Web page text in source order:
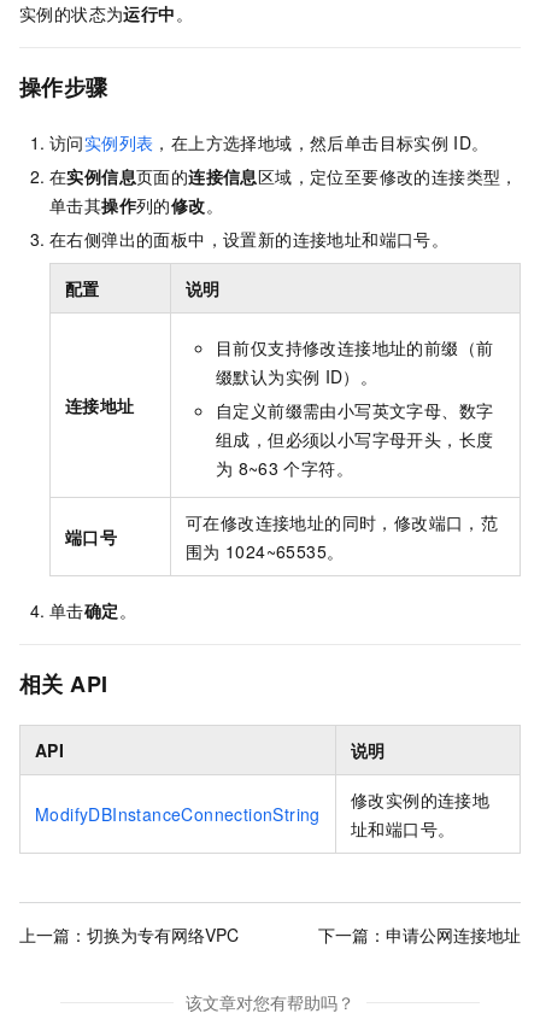
实例的状态为运行中。
操作步骤
访问实例列表 ，在上方选择地域，然后单击目标实例 ID。
在实例信息页面的连接信息区域，定位至要修改的连接类型，
单击其操作列的修改。
在右侧弹出的面板中，设置新的连接地址和端口号。
配置 说明
连接地址
目前仅支持修改连接地址的前缀（前
缀默认为实例 ID）。
自定义前缀需由小写英文字母、数字
组成，但必须以小写字母开头，长度
为 8~63 个字符。
端口号
可在修改连接地址的同时，修改端口，范
围为 1024~65535。
单击确定。
相关 API
API 说明
ModifyDBInstanceConnectionString
修改实例的连接地
址和端口号。
上一篇： 切换为专有网络VPC 下一篇： 申请公网连接地址
该文章对您有帮助吗？